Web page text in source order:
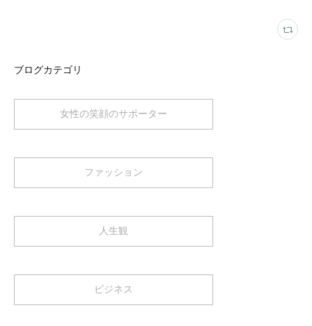
ブログカテゴリ
女性の笑顔のサポーター
ファッション
人生観
ビジネス